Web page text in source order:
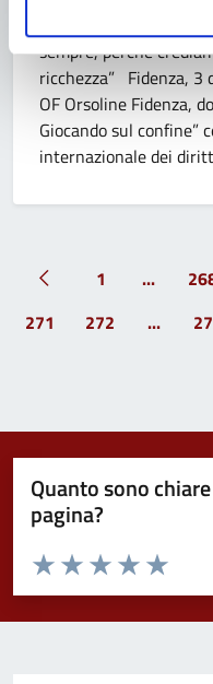
sempre, perché
ricchezza” Fidenza, 3
OF Orsoline Fidenza,
Giocando sul confine”
internazionale dei
Pagina precedente
1 ...
271
272 ...
Quanto sono
pagina?
Valuta da 1 a 5 stelle la pagina
Valuta 5
Valuta 4
Valuta 3 stelle
Valuta 2 stelle su 5
Valuta 1 stelle su 5